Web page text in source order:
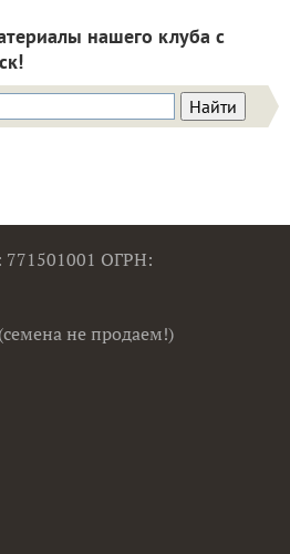
нашего клуба с
ОГРН:
не продаем!)